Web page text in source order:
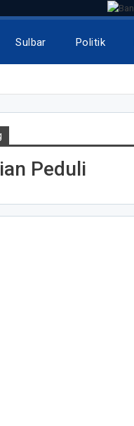
Sulbar Politik
Peduli